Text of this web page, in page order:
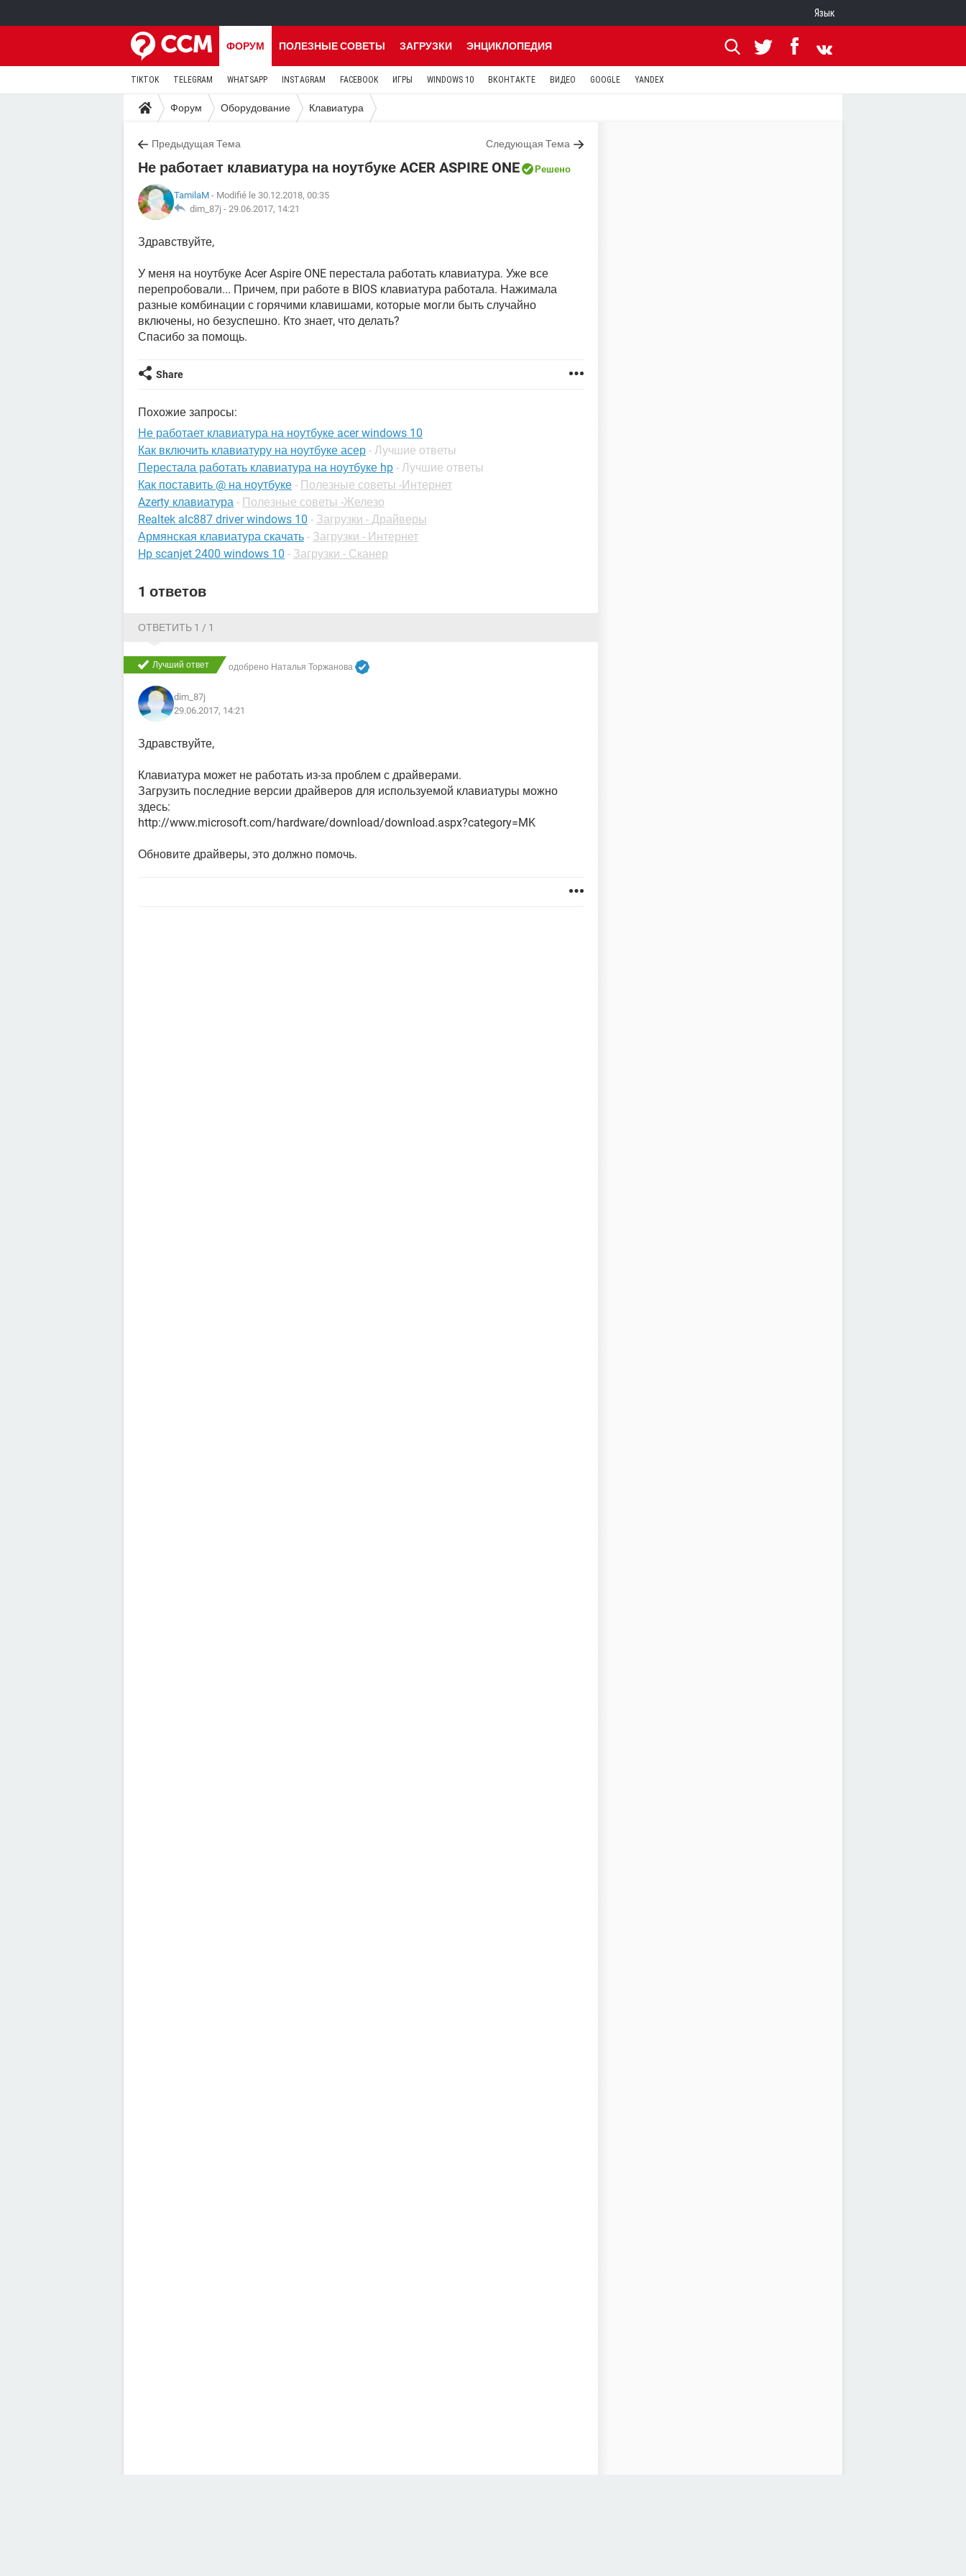
Язык
ФОРУМ ПОЛЕЗНЫЕ СОВЕТЫ ЗАГРУЗКИ ЭНЦИКЛОПЕДИЯ
TIKTOK TELEGRAM WHATSAPP INSTAGRAM FACEBOOK ИГРЫ WINDOWS 10 ВКОНТАКТЕ ВИДЕО GOOGLE YANDEX
Форум Оборудование Клавиатура
Предыдущая Тема Следующая Тема
Не работает клавиатура на ноутбуке ACER ASPIRE ONE Решено
TamilaM - Modifié le 30.12.2018, 00:35
dim_87j - 29.06.2017, 14:21
Здравствуйте,
У меня на ноутбуке Acer Aspire ONE перестала работать клавиатура. Уже все
перепробовали... Причем, при работе в BIOS клавиатура работала. Нажимала
разные комбинации с горячими клавишами, которые могли быть случайно
включены, но безуспешно. Кто знает, что делать?
Спасибо за помощь.
Share
Похожие запросы:
Не работает клавиатура на ноутбуке acer windows 10
Как включить клавиатуру на ноутбуке асер - Лучшие ответы
Перестала работать клавиатура на ноутбуке hp - Лучшие ответы
Как поставить @ на ноутбуке - Полезные советы -Интернет
Azerty клавиатура - Полезные советы -Железо
Realtek alc887 driver windows 10 - Загрузки - Драйверы
Армянская клавиатура скачать - Загрузки - Интернет
Hp scanjet 2400 windows 10 - Загрузки - Сканер
1 ответов
ОТВЕТИТЬ 1 / 1
Лучший ответ одобрено Наталья Торжанова
dim_87j
29.06.2017, 14:21
Здравствуйте,
Клавиатура может не работать из-за проблем с драйверами.
Загрузить последние версии драйверов для используемой клавиатуры можно
здесь:
http://www.microsoft.com/hardware/download/download.aspx?category=MK
Обновите драйверы, это должно помочь.